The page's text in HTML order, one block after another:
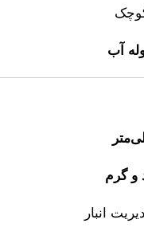
آب
و گرم
انبار